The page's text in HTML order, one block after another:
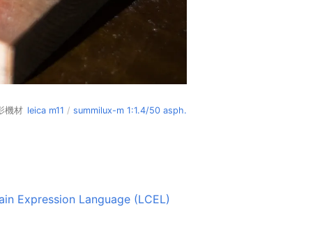
機材 leica m11 / summilux-m 1:1.4/50 asph.
Expression Language (LCEL)